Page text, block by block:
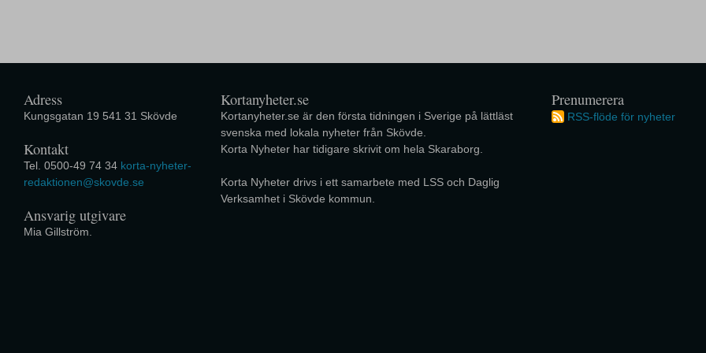
Adress
Kungsgatan 19 541 31 Skövde
Kontakt
Tel. 0500-49 74 34 korta-nyheter-
redaktionen@skovde.se
Ansvarig utgivare
Mia Gillström.
Kortanyheter.se
Kortanyheter.se är den första tidningen i Sverige på lättläst
svenska med lokala nyheter från Skövde.
Korta Nyheter har tidigare skrivit om hela Skaraborg.
Korta Nyheter drivs i ett samarbete med LSS och Daglig
Verksamhet i Skövde kommun.
Prenumerera
RSS-flöde för nyheter